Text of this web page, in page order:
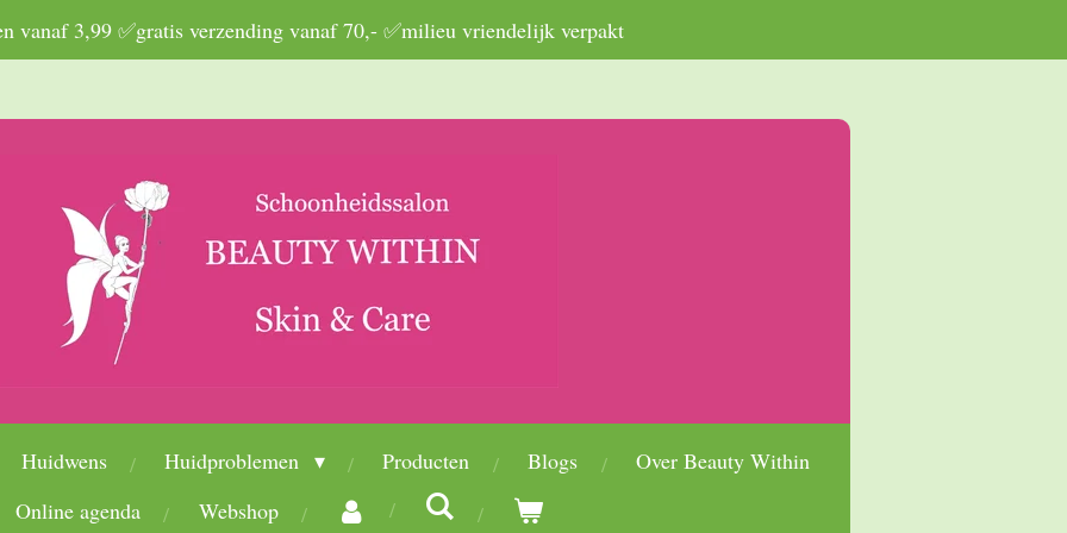
vanaf 3,99 ✅gratis verzending vanaf 70,- ✅milieu vriendelijk verpakt
Huidwens Huidproblemen Producten Blogs
Over Beauty Within
Online agenda
Webshop